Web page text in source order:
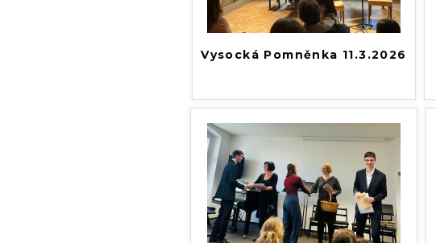
Vysocká Pomněnka 11.3.2026